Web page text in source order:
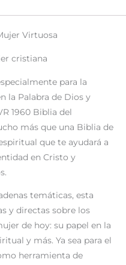
Virtuosa
cristiana
para la
la Palabra de Dios y
1960 Biblia del
más que una Biblia de
que te ayudará a
en Cristo y
temáticas, esta
y directas sobre los
de hoy: su papel en la
y más. Ya sea para el
herramienta de